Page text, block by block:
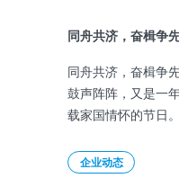
同舟共济，奋楫争
同舟共济，奋楫争
鼓声阵阵，又是一
载家国情怀的节日
企业动态